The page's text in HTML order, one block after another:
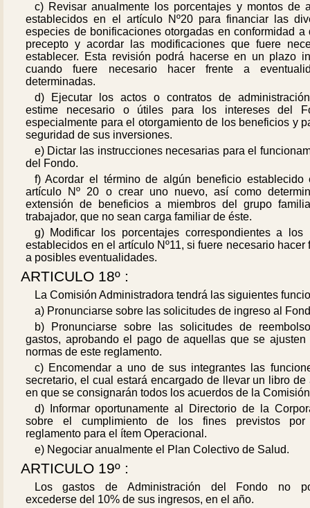
c) Revisar anualmente los porcentajes y montos de
establecidos en el artículo Nº20 para financiar las
especies de bonificaciones otorgadas en conformidad a
precepto y acordar las modificaciones que fuere
establecer. Esta revisión podrá hacerse en un plazo
cuando fuere necesario hacer frente a
determinadas.
d) Ejecutar los actos o contratos de
estime necesario o útiles para los intereses del
especialmente para el otorgamiento de los beneficios y
seguridad de sus inversiones.
e) Dictar las instrucciones necesarias para el
del Fondo.
f) Acordar el término de algún beneficio establecido
artículo Nº 20 o crear uno nuevo, así como
extensión de beneficios a miembros del grupo
trabajador, que no sean carga familiar de éste.
g) Modificar los porcentajes correspondientes a los
establecidos en el artículo Nº11, si fuere necesario hacer
a posibles eventualidades.
ARTICULO 18º :
La Comisión Administradora tendrá las siguientes
a) Pronunciarse sobre las solicitudes de ingreso al
b) Pronunciarse sobre las solicitudes de
gastos, aprobando el pago de aquellas que se ajusten
normas de este reglamento.
c) Encomendar a uno de sus integrantes las
secretario, el cual estará encargado de llevar un libro de
en que se consignarán todos los acuerdos de la
d) Informar oportunamente al Directorio de la
sobre el cumplimiento de los fines previstos por
reglamento para el ítem Operacional.
e) Negociar anualmente el Plan Colectivo de Salud.
ARTICULO 19º :
Los gastos de Administración del Fondo no
excederse del 10% de sus ingresos, en el año.